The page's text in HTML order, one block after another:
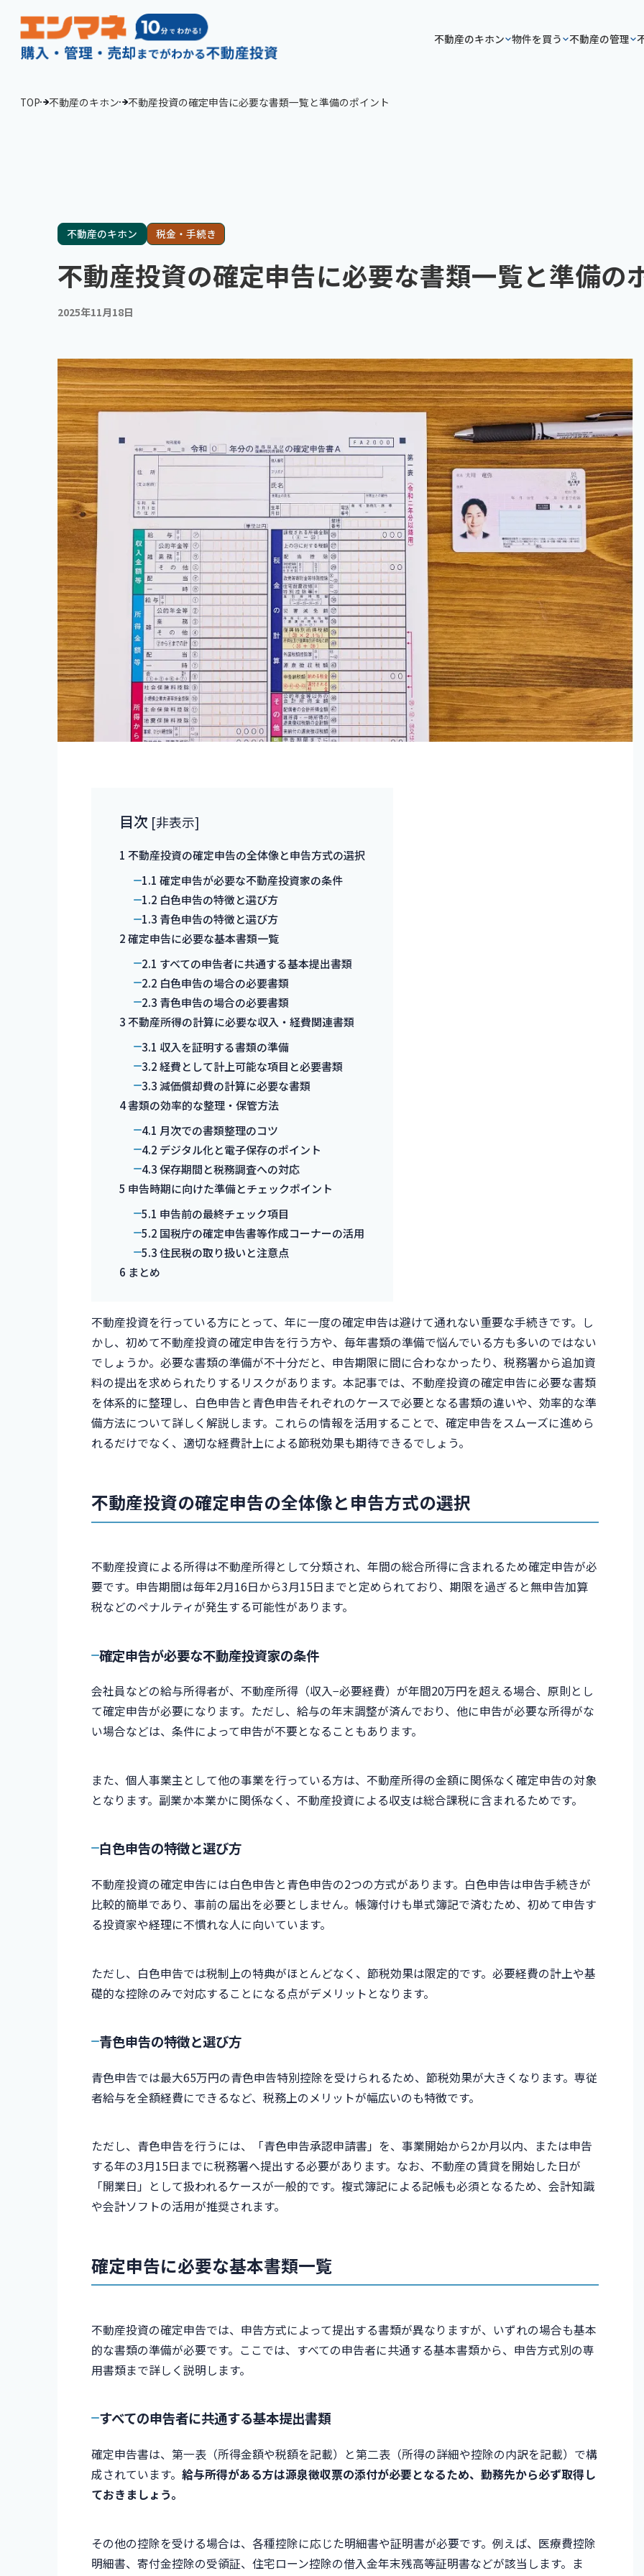
不動産のキホン 物件を買う 不動産の管理
TOP 不動産のキホン 不動産投資の確定申告に必要な書類一覧と準備のポイント
不動産のキホン 税金・手続き
不動産投資の確定申告に必要な書類一覧と準備の
2025年11月18日
目次 [非表示]
1 不動産投資の確定申告の全体像と申告方式の選択
1.1 確定申告が必要な不動産投資家の条件
1.2 白色申告の特徴と選び方
1.3 青色申告の特徴と選び方
2確定申告に必要な基本書類一覧
2.1 すべての申告者に共通する基本提出書類
2.2 白色申告の場合の必要書類
2.3 青色申告の場合の必要書類
3不動産所得の計算に必要な収入・経費関連書類
3.1 収入を証明する書類の準備
3.2経費として計上可能な項目と必要書類
3.3減価償却費の計算に必要な書類
4書類の効率的な整理・保管方法
4.1 月次での書類整理のコツ
4.2 デジタル化と電子保存のポイント
4.3保存期間と税務調査への対応
5 申告時期に向けた準備とチェックポイント
5.1 申告前の最終チェック項目
5.2 国税庁の確定申告書等作成コーナーの活用
5.3住民税の取り扱いと注意点
6 まとめ
不動産投資を行っている方にとって、年に一度の確定申告は避けて通れない重要な手続きです。し
かし、初めて不動産投資の確定申告を行う方や、毎年書類の準備で悩んでいる方も多いのではない
でしょうか。必要な書類の準備が不十分だと、申告期限に間に合わなかったり、税務署から追加資
料の提出を求められたりするリスクがあります。本記事では、不動産投資の確定申告に必要な書類
を体系的に整理し、白色申告と青色申告それぞれのケースで必要となる書類の違いや、効率的な準
備方法について詳しく解説します。これらの情報を活用することで、確定申告をスムーズに進めら
れるだけでなく、適切な経費計上による節税効果も期待できるでしょう。
不動産投資の確定申告の全体像と申告方式の選択
不動産投資による所得は不動産所得として分類され、年間の総合所得に含まれるため確定申告が必
要です。申告期間は毎年2月16日から3月15日までと定められており、期限を過ぎると無申告加算
税などのペナルティが発生する可能性があります。
確定申告が必要な不動産投資家の条件
会社員などの給与所得者が、不動産所得（収入−必要経費）が年間20万円を超える場合、原則とし
て確定申告が必要になります。ただし、給与の年末調整が済んでおり、他に申告が必要な所得がな
い場合などは、条件によって申告が不要となることもあります。
また、個人事業主として他の事業を行っている方は、不動産所得の金額に関係なく確定申告の対象
となります。副業か本業かに関係なく、不動産投資による収支は総合課税に含まれるためです。
白色申告の特徴と選び方
不動産投資の確定申告には白色申告と青色申告の2つの方式があります。白色申告は申告手続きが
比較的簡単であり、事前の届出を必要としません。帳簿付けも単式簿記で済むため、初めて申告す
る投資家や経理に不慣れな人に向いています。
ただし、白色申告では税制上の特典がほとんどなく、節税効果は限定的です。必要経費の計上や基
礎的な控除のみで対応することになる点がデメリットとなります。
青色申告の特徴と選び方
青色申告では最大65万円の青色申告特別控除を受けられるため、節税効果が大きくなります。専従
者給与を全額経費にできるなど、税務上のメリットが幅広いのも特徴です。
ただし、青色申告を行うには、「青色申告承認申請書」を、事業開始から2か月以内、または申告
する年の3月15日までに税務署へ提出する必要があります。なお、不動産の賃貸を開始した日が
「開業日」として扱われるケースが一般的です。複式簿記による記帳も必須となるため、会計知識
や会計ソフトの活用が推奨されます。
確定申告に必要な基本書類一覧
不動産投資の確定申告では、申告方式によって提出する書類が異なりますが、いずれの場合も基本
的な書類の準備が必要です。ここでは、すべての申告者に共通する基本書類から、申告方式別の専
用書類まで詳しく説明します。
すべての申告者に共通する基本提出書類
確定申告書は、第一表（所得金額や税額を記載）と第二表（所得の詳細や控除の内訳を記載）で構
成されています。給与所得がある方は源泉徴収票の添付が必要となるため、勤務先から必ず取得し
ておきましょう。
その他の控除を受ける場合は、各種控除に応じた明細書や証明書が必要です。例えば、医療費控除
明細書、寄付金控除の受領証、住宅ローン控除の借入金年末残高等証明書などが該当します。ま